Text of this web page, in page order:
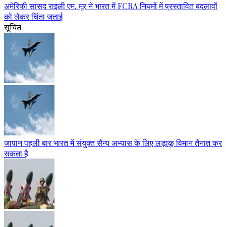
अमेरिकी सांसद राइली एम. मूर ने भारत में FCRA नियमों में प्रस्तावित बदलावों
को लेकर चिंता जताई
सूचित
जापान पहली बार भारत में संयुक्त सैन्य अभ्यास के लिए लड़ाकू विमान तैनात कर
सकता है